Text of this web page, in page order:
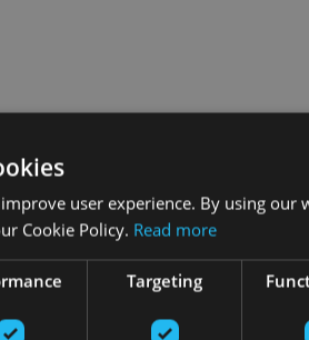
user experience. By using our
Cookie Policy. Read more
Targeting